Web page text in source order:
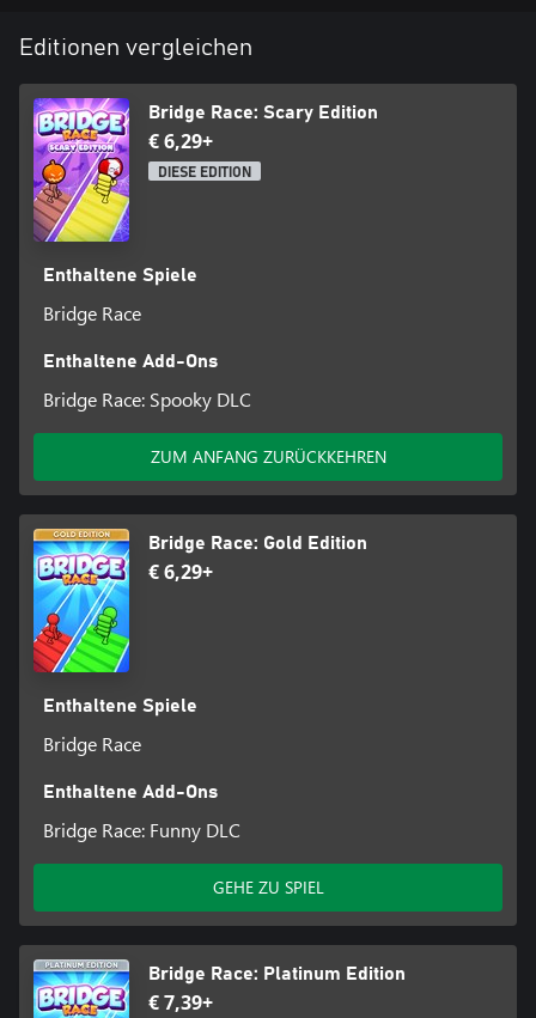
Editionen vergleichen
Bridge Race: Scary Edition
€ 6,29+
DIESE EDITION
Enthaltene Spiele
Bridge Race
Enthaltene Add-Ons
Bridge Race: Spooky DLC
ZUM ANFANG ZURÜCKKEHREN
Bridge Race: Gold Edition
€ 6,29+
Enthaltene Spiele
Bridge Race
Enthaltene Add-Ons
Bridge Race: Funny DLC
GEHE ZU SPIEL
Bridge Race: Platinum Edition
€ 7,39+